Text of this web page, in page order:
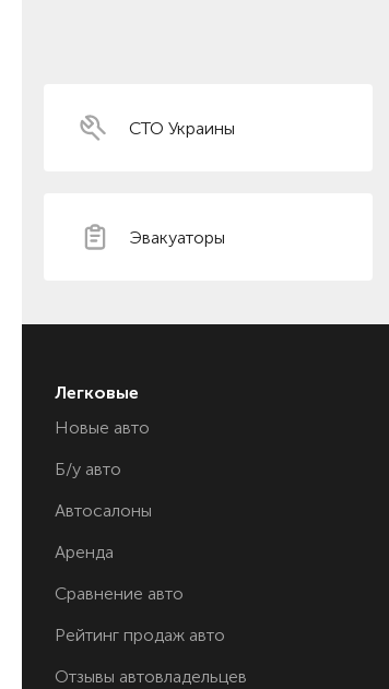
СТО Украины
Эвакуаторы
Легковые
Новые авто
Б/у авто
Автосалоны
Аренда
Сравнение авто
Рейтинг продаж авто
Отзывы автовладельцев